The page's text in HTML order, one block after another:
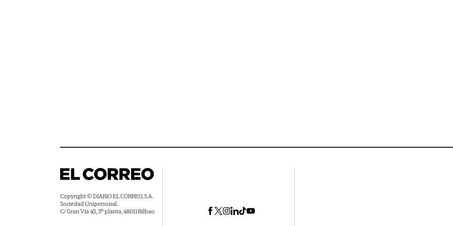
Copyright © DIARIO EL CORREO, S.A.
Sociedad Unipersonal.
C/ Gran Vía 45, 3ª planta, 48011 Bilbao